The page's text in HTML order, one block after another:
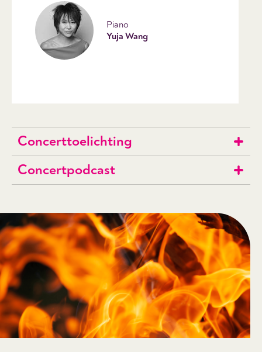
Piano
Yuja Wang
Concerttoelichting
Concertpodcast